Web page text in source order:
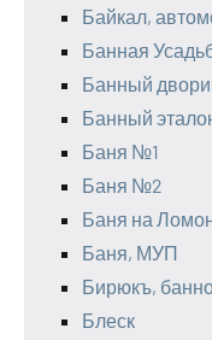
Байкал,
Банная
Банный
Банный
Баня №1
Баня №2
Баня на
Баня, МУП
Бирюкъ,
Блеск